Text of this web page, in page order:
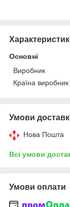
Основні
Виробник
Країна виробник
Умови
Нова Пошта
Всі умови
Умови оплати